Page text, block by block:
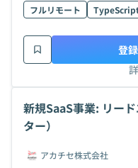
フルリモート
登
新規SaaS事業: リー
ター）
アカチセ株式会社